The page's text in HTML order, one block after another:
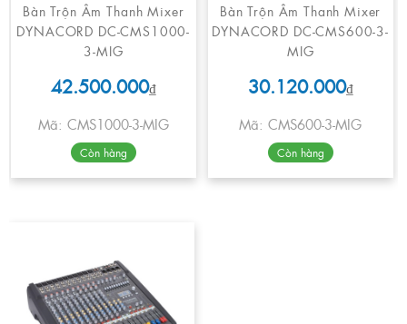
Bàn Trộn Âm Thanh Mixer
DYNACORD DC-CMS1000-
3-MIG
42.500.000₫
Mã: CMS1000-3-MIG
Còn hàng
Bàn Trộn Âm Thanh Mixer
DYNACORD DC-CMS600-3-
MIG
30.120.000₫
Mã: CMS600-3-MIG
Còn hàng